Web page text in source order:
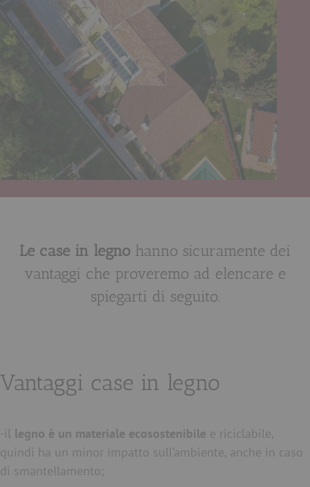
Le case in legno hanno sicuramente dei
vantaggi che proveremo ad elencare e
spiegarti di seguito.
Vantaggi case in legno
-il legno è un materiale ecosostenibile e riciclabile,
quindi ha un minor impatto sull’ambiente, anche in caso
di smantellamento;